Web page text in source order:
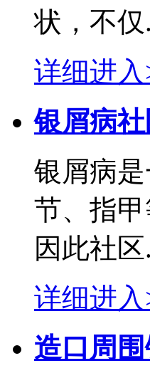
状，不仅
详细进入
银屑病
银屑病
节、指
因此社区
详细进入
造口周